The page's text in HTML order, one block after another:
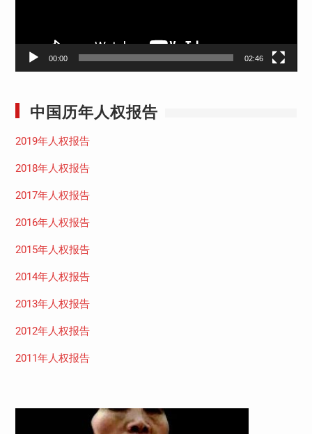
00:00 02:46
中国历年人权报告
2019年人权报告
2018年人权报告
2017年人权报告
2016年人权报告
2015年人权报告
2014年人权报告
2013年人权报告
2012年人权报告
2011年人权报告